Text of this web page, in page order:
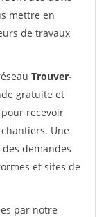
mettre en
de travaux
Trouver-
gratuite et
recevoir
Une
demandes
et sites de
par notre